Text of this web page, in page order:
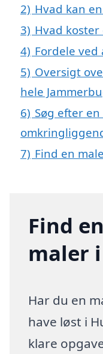
2) Hvad kan
3) Hvad
4) Fordele
5) Oversigt
hele
6) Søg efter
7) Find en
Find
maler
Har du en
have løst i
klare